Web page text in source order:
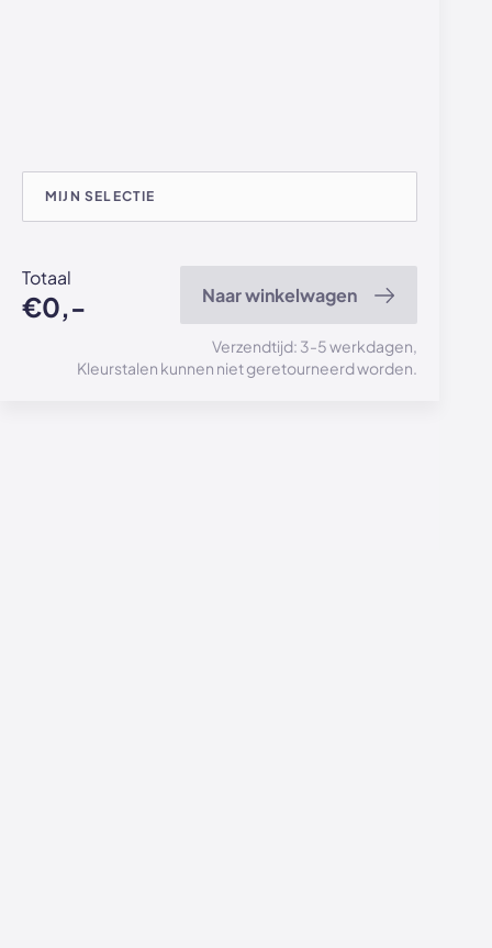
MIJN SELECTIE
Totaal
€0,- Naar winkelwagen
Verzendtijd: 3-5 werkdagen,
Kleurstalen kunnen niet geretourneerd worden.